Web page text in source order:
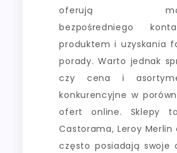
oferują
bezpośredniego
produktem i uzyskania
porady. Warto jednak
czy cena i
konkurencyjne w
ofert online. Sklepy
Castorama, Leroy Merlin
często posiadają swoje